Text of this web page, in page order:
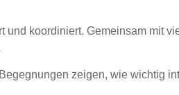
und koordiniert. Gemeinsam mit
zeigen, wie wichtig